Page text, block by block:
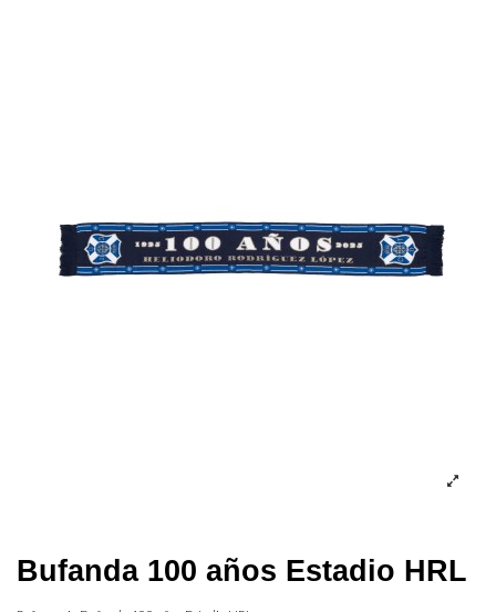
Bufanda 100 años Estadio HRL